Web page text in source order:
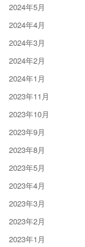
2024年5月
2024年4月
2024年3月
2024年2月
2024年1月
2023年11月
2023年10月
2023年9月
2023年8月
2023年5月
2023年4月
2023年3月
2023年2月
2023年1月